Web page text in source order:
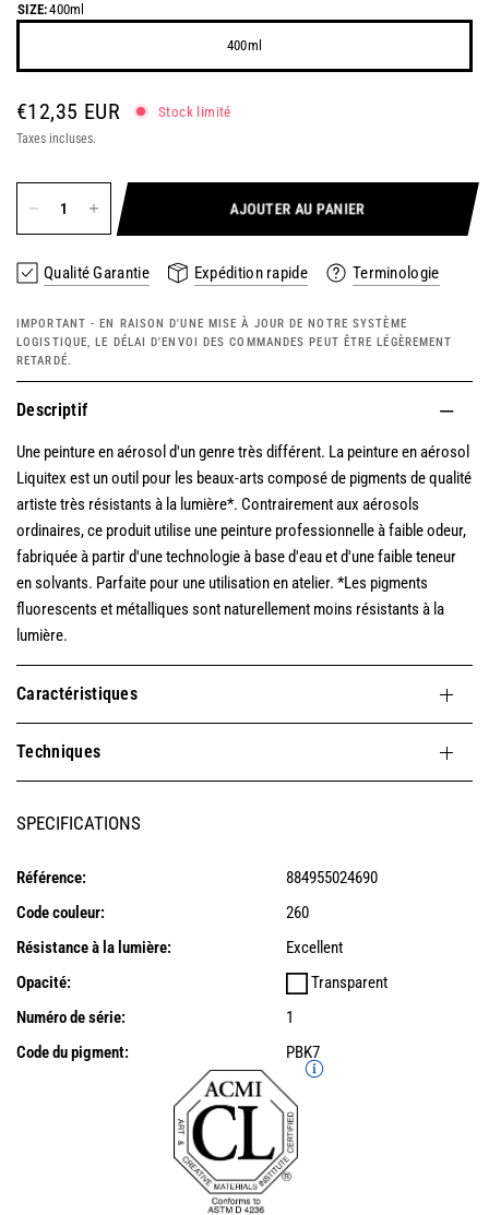
SIZE:400ml
400ml
€12,35 EUR Stock limité
Taxes incluses.
AJOUTER AU PANIER
Qualité Garantie Expédition rapide Terminologie
IMPORTANT - EN RAISON D'UNE MISE À JOUR DE NOTRE SYSTÈME
LOGISTIQUE, LE DÉLAI D'ENVOI DES COMMANDES PEUT ÊTRE LÉGÈREMENT
RETARDÉ.
Descriptif
Une peinture en aérosol d'un genre très différent. La peinture en aérosol
Liquitex est un outil pour les beaux-arts composé de pigments de qualité
artiste très résistants à la lumière*. Contrairement aux aérosols
ordinaires, ce produit utilise une peinture professionnelle à faible odeur,
fabriquée à partir d'une technologie à base d'eau et d'une faible teneur
en solvants. Parfaite pour une utilisation en atelier. *Les pigments
fluorescents et métalliques sont naturellement moins résistants à la
lumière.
Caractéristiques
Techniques
SPECIFICATIONS
Référence:
884955024690
Code couleur:
260
Résistance à la lumière:
Excellent
Opacité:
Transparent
Numéro de série:
1
Code du pigment:
PBK7